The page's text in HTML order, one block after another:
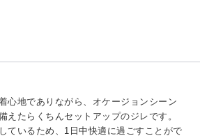
心地でありながら、オケージョンシーン
えたらくちんセットアップのジレです。
ているため、1日中快適に過ごすことがで